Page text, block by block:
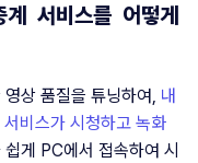
서비스를  어떻게
상 품질을 튜닝하여, 내
비스가 시청하고 녹화
게 PC에서 접속하여 시